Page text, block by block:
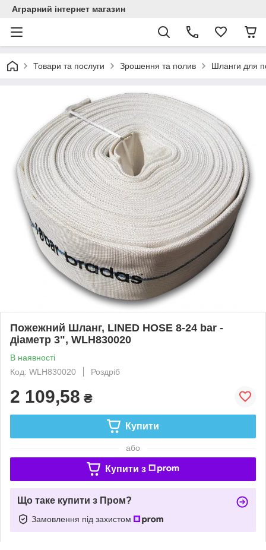
Аграрний інтернет магазин
Товари та послуги Зрошення та полив Шланги для
Пожежний Шланг, LINED HOSE 8-24 bar -
діаметр 3", WLH830020
В наявності
Код: WLH830020
Роздріб
2 109,58 ₴
Купити
або
Купити з
Що таке купити з Пром?
Замовлення під захистом